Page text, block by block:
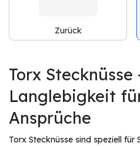
Zurück
Torx Stecknüsse
Langlebigkeit
Ansprüche
Torx Stecknüsse sind speziell für